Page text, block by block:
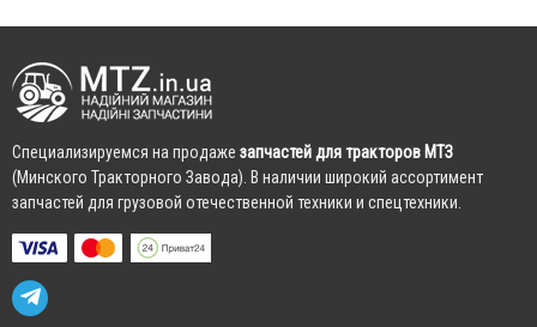
Cпециализируемся на продаже запчастей для тракторов МТЗ
(Минского Тракторного Завода). В наличии широкий ассортимент
запчастей для грузовой отечественной техники и спецтехники.